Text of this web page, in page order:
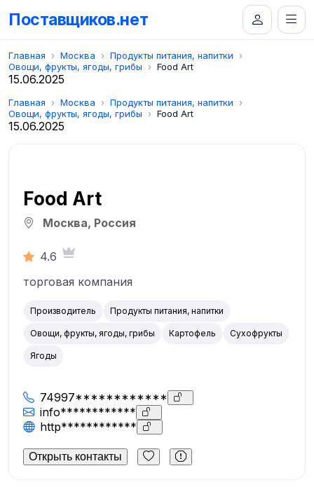
Поставщиков.нет
Главная Москва
Продукты питания, напитки
Овощи, фрукты, ягоды, грибы
Food Art
15.06.2025
Главная Москва
Продукты питания, напитки
Овощи, фрукты, ягоды, грибы
Food Art
15.06.2025
Food Art
Москва, Россия
4.6
торговая компания
Производитель Продукты питания, напитки
Овощи, фрукты, ягоды, грибы Картофель Сухофрукты
Ягоды
74997************
info************
http************
Открыть контакты